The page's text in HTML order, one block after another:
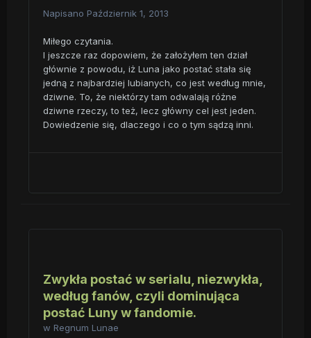
Napisano Październik 1, 2013
Miłego czytania.
I jeszcze raz dopowiem, że założyłem ten dział
głównie z powodu, iż Luna jako postać stała się
jedną z najbardziej lubianych, co jest według mnie,
dziwne. To, że niektórzy tam odwalają różne
dziwne rzeczy, to też, lecz główny cel jest jeden.
Dowiedzenie się, dlaczego i co o tym sądzą inni.
Zwykła postać w serialu, niezwykła,
według fanów, czyli dominująca
postać Luny w fandomie.
w Regnum Lunae